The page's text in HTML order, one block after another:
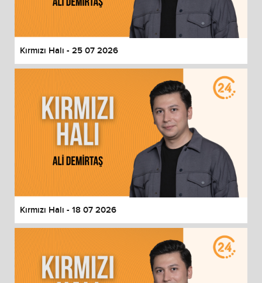
Kırmızı Halı - 25 07 2026
Kırmızı Halı - 18 07 2026